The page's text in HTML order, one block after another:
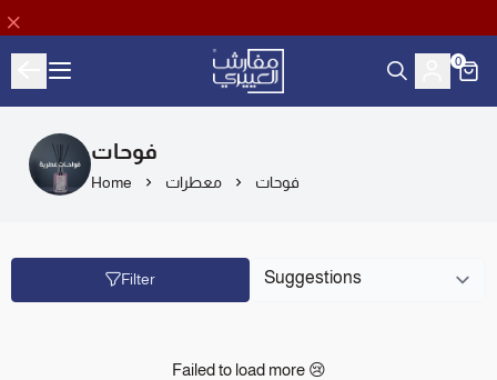
Aloyayri Bedding
0
فوحات
Home معطرات فوحات
Filter
Failed to load more 😢